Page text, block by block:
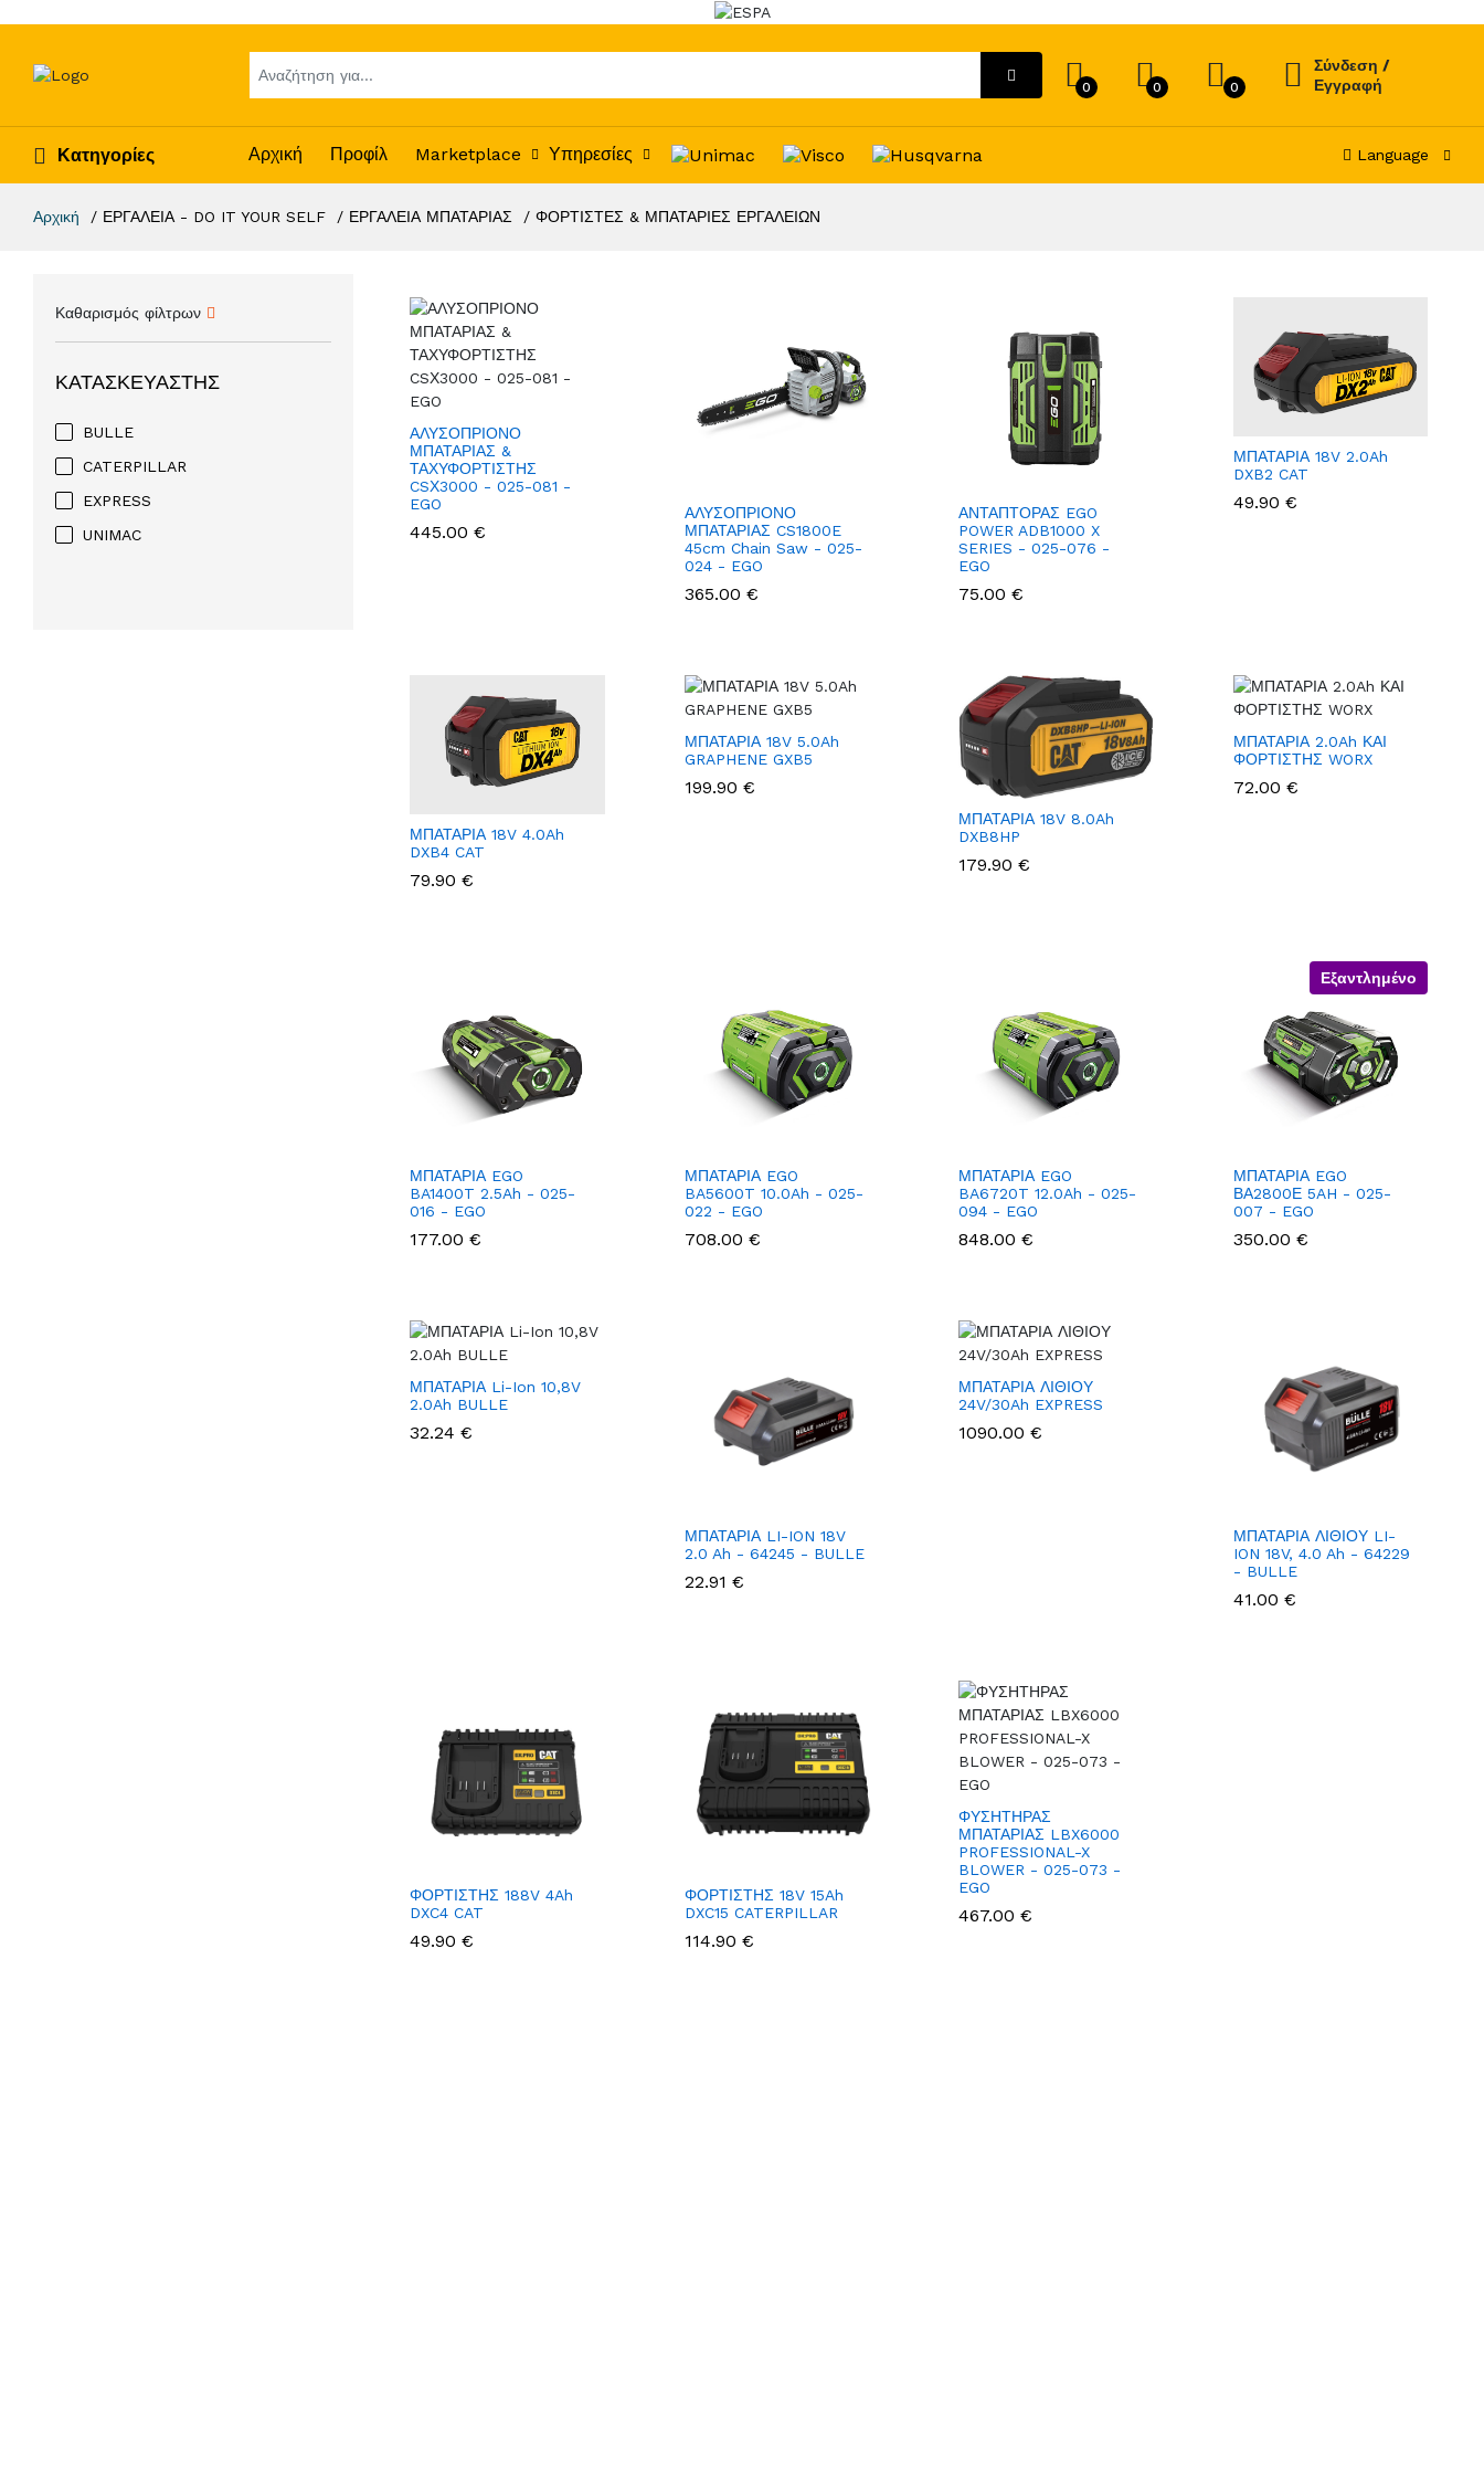
0 0 0
Σύνδεση /
Εγγραφή
Κατηγορίες Αρχική Προφίλ Marketplace Υπηρεσίες Language
Αρχική ΕΡΓΑΛΕΙΑ - DO IT YOUR SELF ΕΡΓΑΛΕΙΑ ΜΠΑΤΑΡΙΑΣ ΦΟΡΤΙΣΤΕΣ & ΜΠΑΤΑΡΙΕΣ ΕΡΓΑΛΕΙΩΝ
Καθαρισμός φίλτρων
ΚΑΤΑΣΚΕΥΑΣΤΉΣ
BULLE
CATERPILLAR
EXPRESS
UNIMAC
ΑΛΥΣΟΠΡΙΟΝΟ
ΜΠΑΤΑΡΙΑΣ &
ΤΑΧΥΦΟΡΤΙΣΤΗΣ
CSΧ3000 - 025-081 -
EGO
445.00 €
ΑΛΥΣΟΠΡΙΟΝΟ
ΜΠΑΤΑΡΙΑΣ CS1800E
45cm Chain Saw - 025-
024 - EGO
365.00 €
ΑΝΤΑΠΤΟΡΑΣ EGO
POWER ADB1000 X
SERIES - 025-076 -
EGO
75.00 €
ΜΠΑΤΑΡΙΑ 18V 2.0Ah
DXB2 CAT
49.90 €
ΜΠΑΤΑΡΙΑ 18V 4.0Ah
DXB4 CAT
79.90 €
ΜΠΑΤΑΡΙΑ 18V 5.0Ah
GRAPHENE GXB5
199.90 €
ΜΠΑΤΑΡΙΑ 18V 8.0Ah
DXB8HP
179.90 €
ΜΠΑΤΑΡΙΑ 2.0Ah ΚΑΙ
ΦΟΡΤΙΣΤΗΣ WORX
72.00 €
ΜΠΑΤΑΡΙΑ EGO
BA1400T 2.5Ah - 025-
016 - EGO
177.00 €
ΜΠΑΤΑΡΙΑ EGO
BA5600T 10.0Ah - 025-
022 - EGO
708.00 €
ΜΠΑΤΑΡΙΑ EGO
BA6720T 12.0Ah - 025-
094 - EGO
848.00 €
Εξαντλημένο
ΜΠΑΤΑΡΙΑ EGO
ΒΑ2800Ε 5AH - 025-
007 - EGO
350.00 €
ΜΠΑΤΑΡΙΑ Li-Ion 10,8V
2.0Ah BULLE
32.24 €
ΜΠΑΤΑΡΙΑ LI-ION 18V
2.0 Ah - 64245 - BULLE
22.91 €
ΜΠΑΤΑΡΙΑ ΛΙΘΙΟΥ
24V/30Ah EXPRESS
1090.00 €
ΜΠΑΤΑΡΙΑ ΛΙΘΙΟΥ LI-
ION 18V, 4.0 Ah - 64229
- BULLE
41.00 €
ΦΟΡΤΙΣΤΗΣ 188V 4Ah
DXC4 CAT
49.90 €
ΦΟΡΤΙΣΤΗΣ 18V 15Ah
DXC15 CATERPILLAR
114.90 €
ΦΥΣΗΤΗΡΑΣ
ΜΠΑΤΑΡΙΑΣ LBX6000
PROFESSIONAL-X
BLOWER - 025-073 -
EGO
467.00 €